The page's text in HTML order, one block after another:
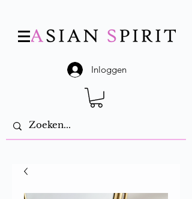
Inloggen